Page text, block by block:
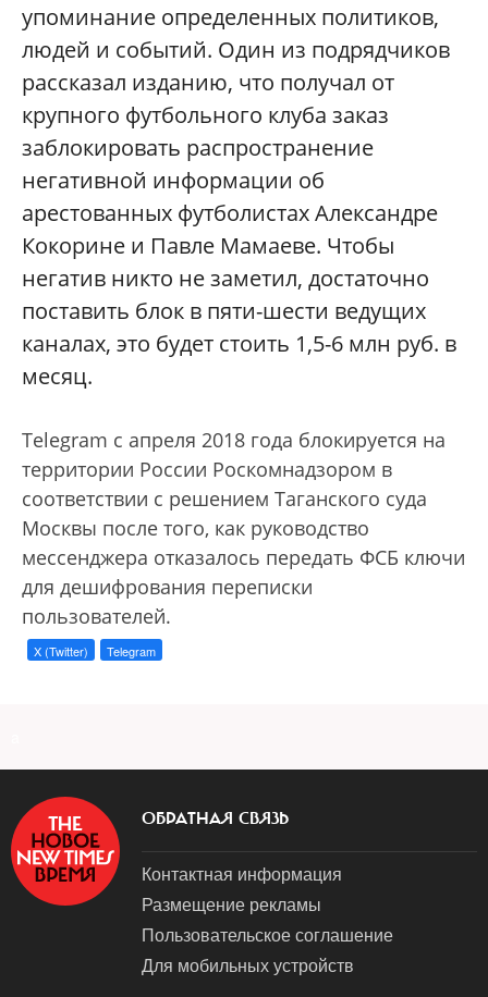
упоминание определенных политиков,
людей и событий. Один из подрядчиков
рассказал изданию, что получал от
крупного футбольного клуба заказ
заблокировать распространение
негативной информации об
арестованных футболистах Александре
Кокорине и Павле Мамаеве. Чтобы
негатив никто не заметил, достаточно
поставить блок в пяти-шести ведущих
каналах, это будет стоить 1,5-6 млн руб. в
месяц.
Telegram с апреля 2018 года блокируется на
территории России Роскомнадзором в
соответствии с решением Таганского суда
Москвы после того, как руководство
мессенджера отказалось передать ФСБ ключи
для дешифрования переписки
пользователей.
X (Twitter) Telegram
ОБРАТНАЯ СВЯЗЬ
Контактная информация
Размещение рекламы
Пользовательское соглашение
Для мобильных устройств